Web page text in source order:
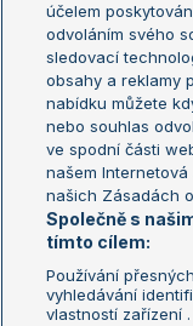
Aktualní trendy
Fotbalové přestupy
Livesport Daily
LS Prague Open
Podmínky užití
účelem
odvoláním svého
sledovací
obsahy a reklamy
nabídku můžete
nebo souhlas
ve spodní části
našem
našich Zásadách
Společně s
tímto cílem:
Používání
vyhledávání
vlastností zařízení